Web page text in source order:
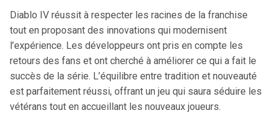
Diablo IV réussit à respecter les racines de la franchise
tout en proposant des innovations qui modernisent
l’expérience. Les développeurs ont pris en compte les
retours des fans et ont cherché à améliorer ce qui a fait le
succès de la série. L’équilibre entre tradition et nouveauté
est parfaitement réussi, offrant un jeu qui saura séduire les
vétérans tout en accueillant les nouveaux joueurs.